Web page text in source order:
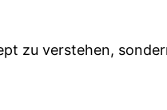
zu verstehen,